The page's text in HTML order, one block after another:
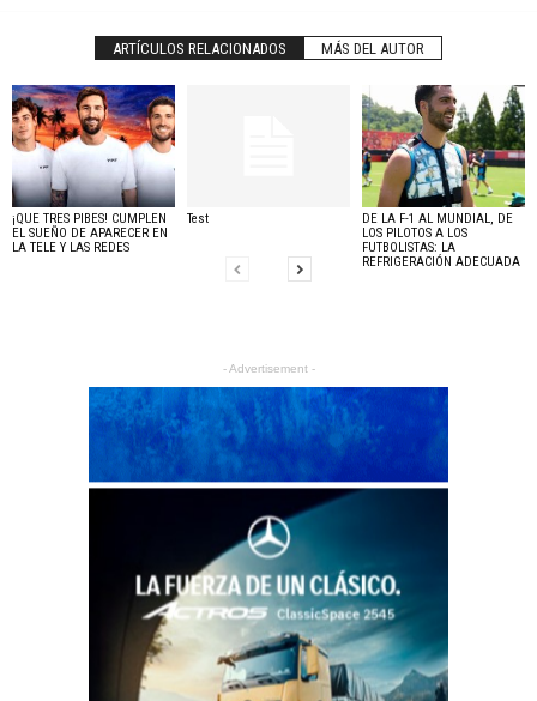
ARTÍCULOS RELACIONADOS MÁS DEL AUTOR
¡QUE TRES PIBES! CUMPLEN
EL SUEÑO DE APARECER EN
LA TELE Y LAS REDES
Test
DE LA F-1 AL MUNDIAL, DE
LOS PILOTOS A LOS
FUTBOLISTAS: LA
REFRIGERACIÓN ADECUADA
- Advertisement -